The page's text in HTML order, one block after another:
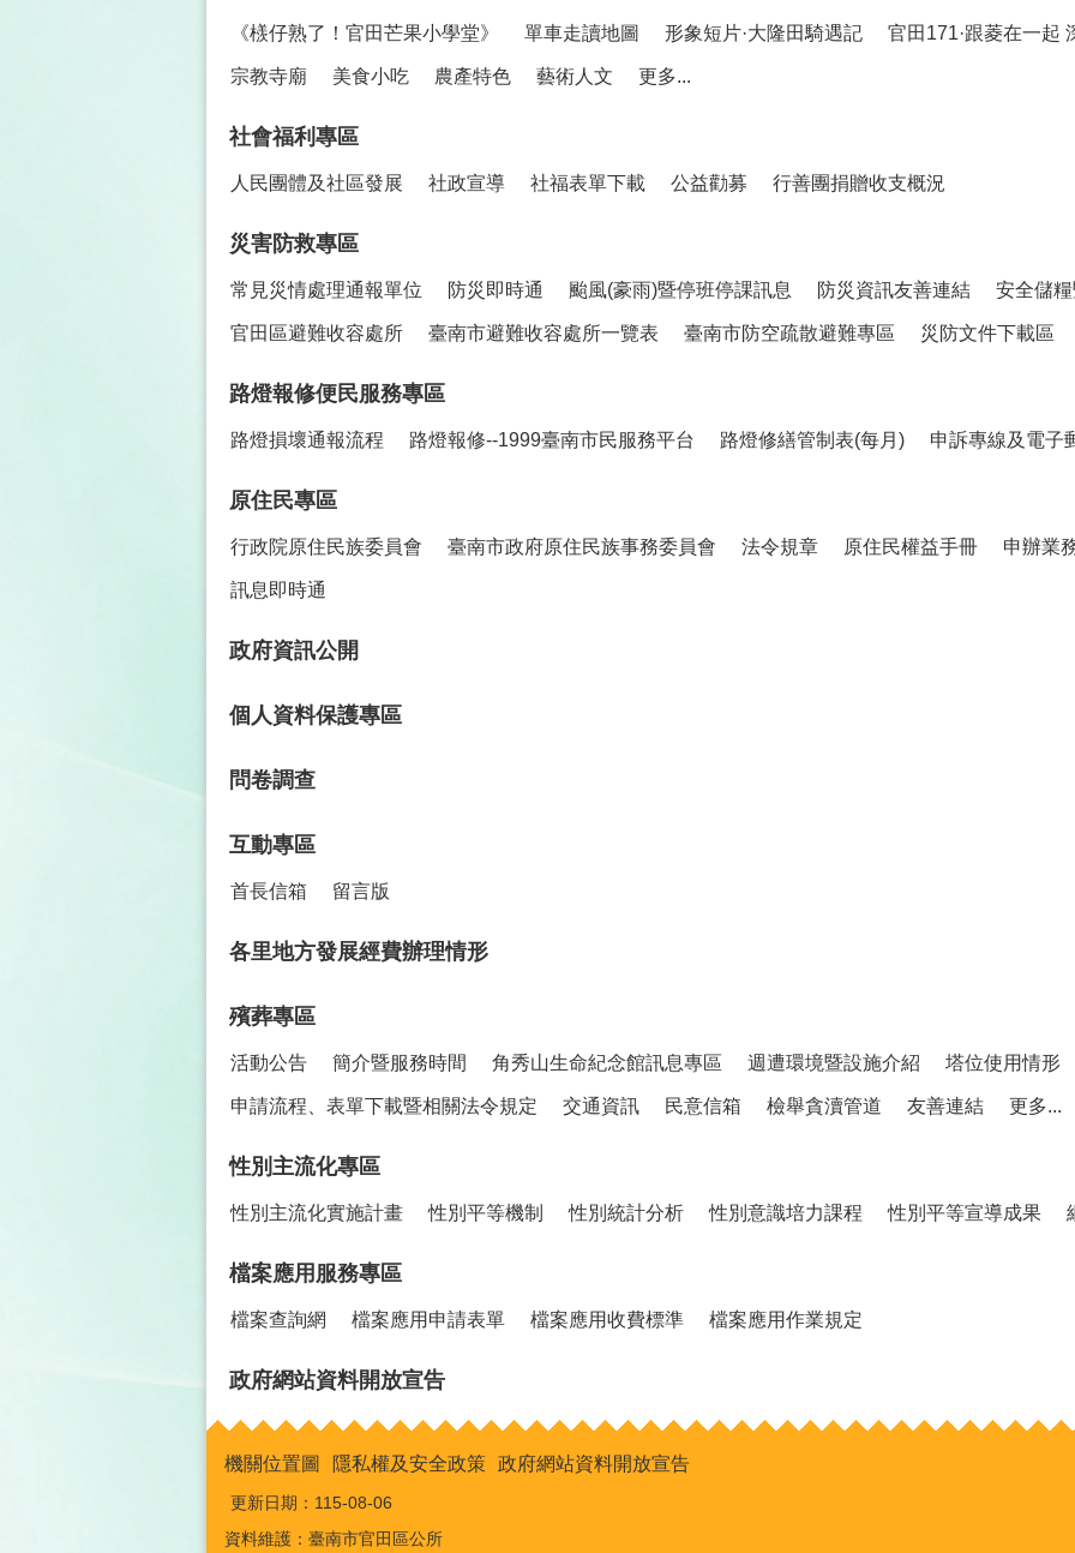
《檨仔熟了！官田芒果小學堂》 單車走讀地圖 形象短片·大隆田騎遇記 官田171·跟菱在一起
宗教寺廟 美食小吃 農產特色 藝術人文 更多...
社會福利專區
人民團體及社區發展 社政宣導 社福表單下載 公益勸募 行善團捐贈收支概況
災害防救專區
常見災情處理通報單位 防災即時通 颱風(豪雨)暨停班停課訊息 防災資訊友善連結 安全儲
官田區避難收容處所 臺南市避難收容處所一覽表 臺南市防空疏散避難專區 災防文件下載區
路燈報修便民服務專區
路燈損壞通報流程 路燈報修--1999臺南市民服務平台 路燈修繕管制表(每月) 申訴專線及電子
原住民專區
行政院原住民族委員會 臺南市政府原住民族事務委員會 法令規章 原住民權益手冊 申辦業
訊息即時通
政府資訊公開
個人資料保護專區
問卷調查
互動專區
首長信箱 留言版
各里地方發展經費辦理情形
殯葬專區
活動公告 簡介暨服務時間 角秀山生命紀念館訊息專區 週遭環境暨設施介紹 塔位使用情形
申請流程、表單下載暨相關法令規定 交通資訊 民意信箱 檢舉貪瀆管道 友善連結 更多...
性別主流化專區
性別主流化實施計畫 性別平等機制 性別統計分析 性別意識培力課程 性別平等宣導成果
檔案應用服務專區
檔案查詢網 檔案應用申請表單 檔案應用收費標準 檔案應用作業規定
政府網站資料開放宣告
機關位置圖 隱私權及安全政策 政府網站資料開放宣告
更新日期： 115-08-06
資料維護：臺南市官田區公所